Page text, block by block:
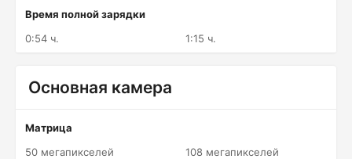
Время полной зарядки
0:54 ч.
1:15 ч.
Основная камера
Матрица
50 мегапикселей
108 мегапикселей